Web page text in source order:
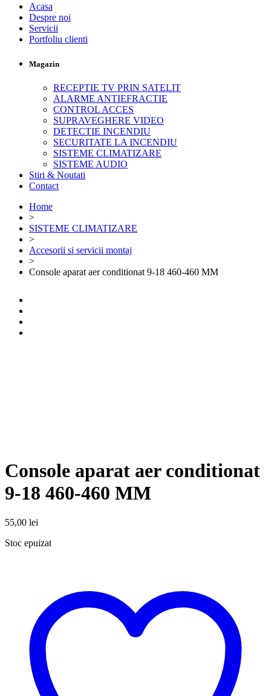
Acasa
Despre noi
Servicii
Portfoliu clienti
Magazin
RECEPTIE TV PRIN SATELIT
ALARME ANTIEFRACTIE
CONTROL ACCES
SUPRAVEGHERE VIDEO
DETECTIE INCENDIU
SECURITATE LA INCENDIU
SISTEME CLIMATIZARE
SISTEME AUDIO
Stiri & Noutati
Contact
Home
>
SISTEME CLIMATIZARE
>
Accesorii si servicii montaj
>
Console aparat aer conditionat 9-18 460-460 MM
Console aparat aer conditionat
9-18 460-460 MM
55,00 lei
Stoc epuizat